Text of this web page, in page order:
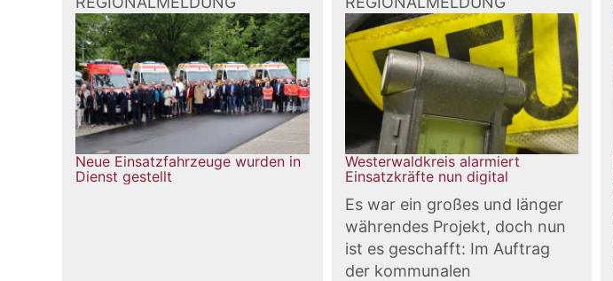
Neue Einsatzfahrzeuge wurden in
Dienst gestellt
Westerwaldkreis alarmiert
Einsatzkräfte nun digital
Es war ein großes und länger
währendes Projekt, doch nun
ist es geschafft: Im Auftrag
der kommunalen